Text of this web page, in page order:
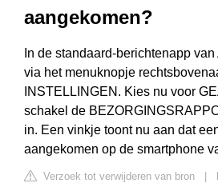
aangekomen?
In de standaard-berichtenapp
via het menuknopje
INSTELLINGEN. Kies nu voor
schakel de
in. Een vinkje toont nu aan dat
aangekomen op de smartphone
Verzoek tot verwijderen van bron